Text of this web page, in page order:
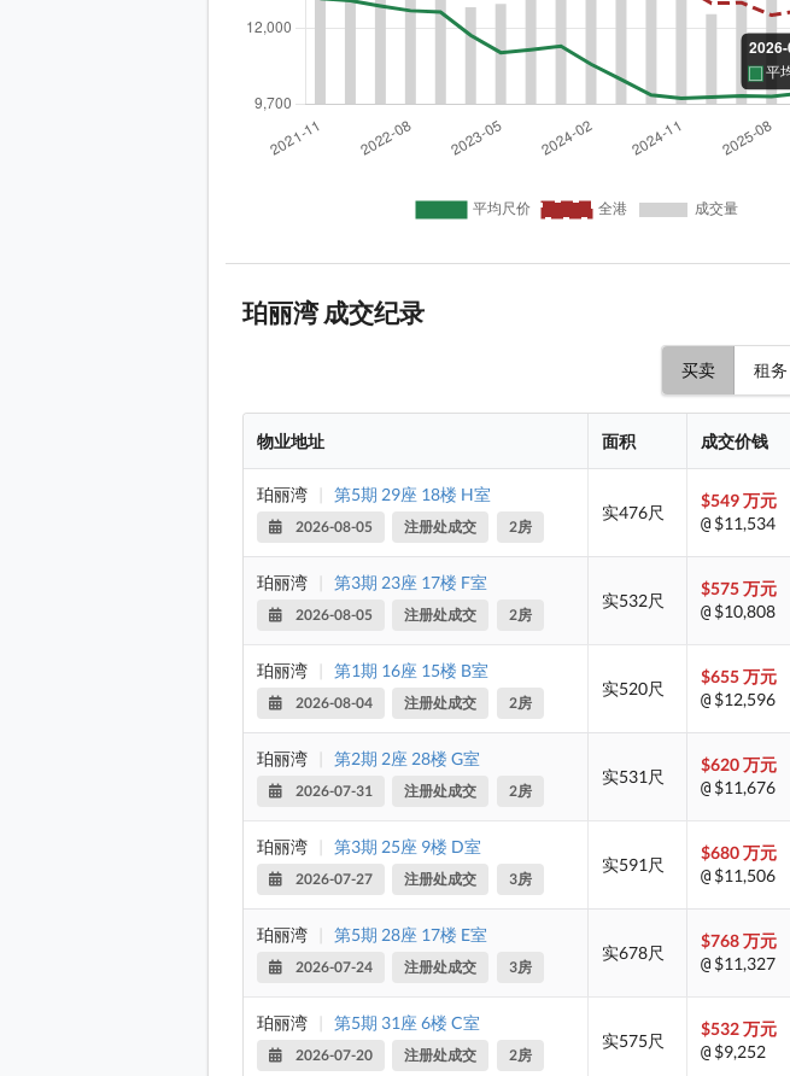
珀丽湾 成交纪录
买卖 租务
物业地址 面积 成交价钱
珀丽湾 | 第5期 29座 18楼 H室
2026-08-05 注册处成交 2房
实476尺
$549 万元
@ $11,534
珀丽湾 | 第3期 23座 17楼 F室
2026-08-05 注册处成交 2房
实532尺
$575 万元
@ $10,808
珀丽湾 | 第1期 16座 15楼 B室
2026-08-04 注册处成交 2房
实520尺
$655 万元
@ $12,596
珀丽湾 | 第2期 2座 28楼 G室
2026-07-31 注册处成交 2房
实531尺
$620 万元
@ $11,676
珀丽湾 | 第3期 25座 9楼 D室
2026-07-27 注册处成交 3房
实591尺
$680 万元
@ $11,506
珀丽湾 | 第5期 28座 17楼 E室
2026-07-24 注册处成交 3房
实678尺
$768 万元
@ $11,327
珀丽湾 | 第5期 31座 6楼 C室
2026-07-20 注册处成交 2房
实575尺
$532 万元
@ $9,252